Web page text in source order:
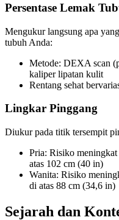
Persentase Lemak
Mengukur langsung apa
tubuh Anda:
Metode: DEXA scan
kaliper lipatan kulit
Rentang sehat
Lingkar Pinggang
Diukur pada titik tersempit
Pria: Risiko
atas 102 cm (40 in)
Wanita: Risiko
di atas 88 cm (34,6 in)
Sejarah dan